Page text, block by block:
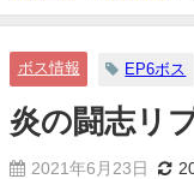
ボス情報 EP6ボス
炎の闘志リ
2021年6月23日